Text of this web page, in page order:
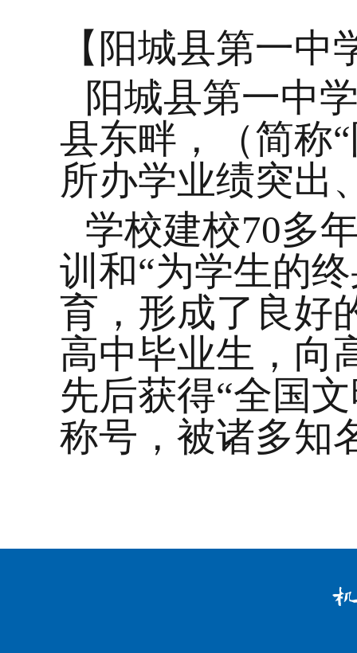
【阳城县第一中
阳城县第一中
县东畔，（简称“
所办学业绩突出
学校建校70多
训和“为学生的
育，形成了良好
高中毕业生，向
先后获得“全国
称号，被诸多知